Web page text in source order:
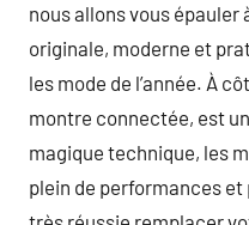
nous allons vous
originale, moderne et
les mode de l’année. À
montre connectée, est
magique technique, les
plein de performances